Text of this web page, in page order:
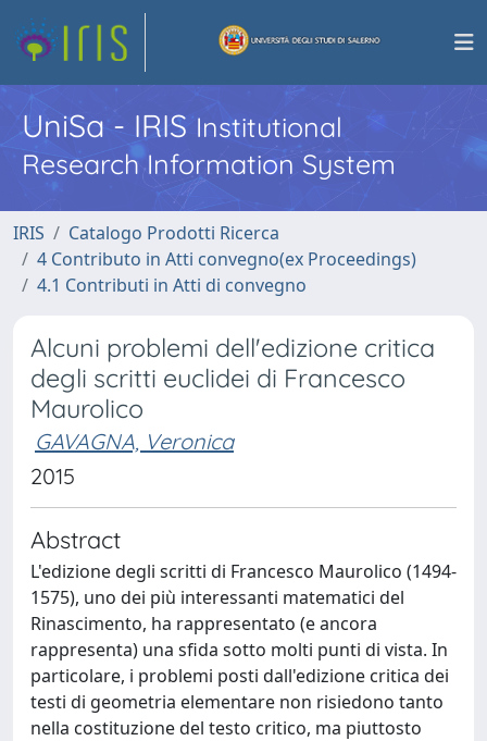
UniSa - IRISInstitutional
Research Information System
IRIS
Catalogo Prodotti Ricerca
4 Contributo in Atti convegno(ex Proceedings)
4.1 Contributi in Atti di convegno
Alcuni problemi dell'edizione critica
degli scritti euclidei di Francesco
Maurolico
GAVAGNA, Veronica
2015
Abstract
L'edizione degli scritti di Francesco Maurolico (1494-
1575), uno dei più interessanti matematici del
Rinascimento, ha rappresentato (e ancora
rappresenta) una sfida sotto molti punti di vista. In
particolare, i problemi posti dall'edizione critica dei
testi di geometria elementare non risiedono tanto
nella costituzione del testo critico, ma piuttosto